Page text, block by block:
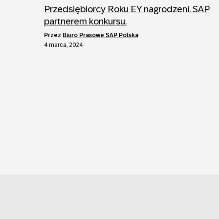
Przedsiębiorcy Roku EY nagrodzeni. SAP
partnerem konkursu.
przez Biuro Prasowe SAP Polska
4 marca, 2024